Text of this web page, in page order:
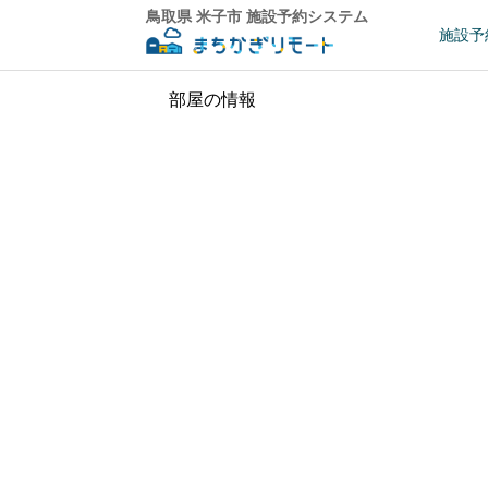
鳥取県 米子市 施設予約システム
施設予
部屋の情報